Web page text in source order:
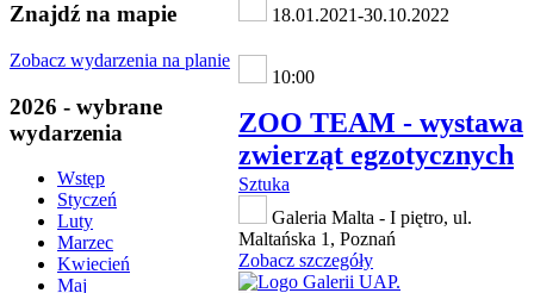
Znajdź na mapie
Zobacz wydarzenia na planie
2026 - wybrane
wydarzenia
Wstęp
Styczeń
Luty
Marzec
Kwiecień
Maj
18.01.2021-30.10.2022
10:00
ZOO TEAM - wystawa
zwierząt egzotycznych
Sztuka
Galeria Malta - I piętro, ul.
Maltańska 1, Poznań
Zobacz szczegóły